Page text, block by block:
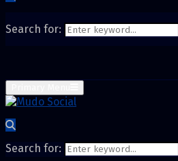
Search for:
Search for: